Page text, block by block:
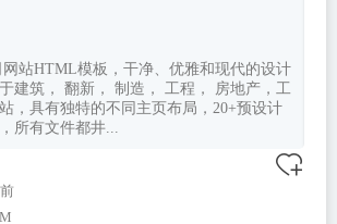
站HTML模板，干净、优雅和现代的设计
建筑， 翻新， 制造， 工程， 房地产，工
，具有独特的不同主页布局，20+预设计
所有文件都井...